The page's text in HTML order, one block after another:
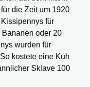
die Zeit um 1920
für
oder 20
wurden für
kostete eine Kuh
Sklave 100